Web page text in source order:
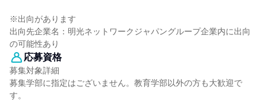
※出向があります
出向先企業名：明光ネットワークジャパングループ企業内に出向
の可能性あり
応募資格
募集対象詳細
募集学部に指定はございません。教育学部以外の方も大歓迎で
す。